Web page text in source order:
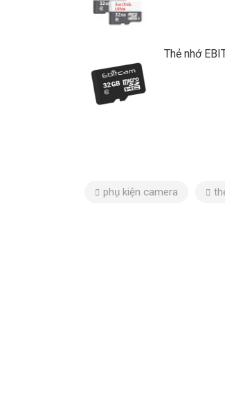
Thẻ nhớ
phụ kiện camera